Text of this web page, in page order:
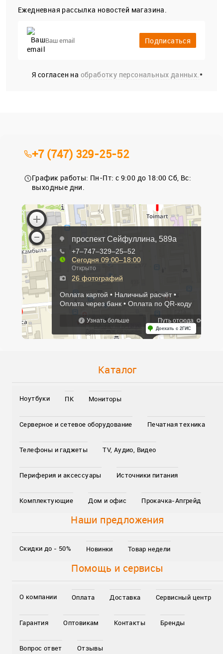
Ежедневная рассылка новостей магазина.
Подписаться
Я согласен на обработку персональных данных. *
Каталог
Ноутбуки ПК Мониторы
Серверное и сетевое оборудование Печатная техника
Телефоны и гаджеты TV, Аудио, Видео
Периферия и аксессуары Источники питания
Комплектующие Дом и офис Прокачка-Апгрейд
Наши предложения
Скидки до - 50% Новинки Товар недели
Помощь и сервисы
О компании Оплата Доставка Сервисный центр
Гарантия Оптовикам Контакты Бренды
Вопрос ответ Отзывы
+7 (747) 329-25-52
График работы: Пн-Пт: с 9:00 до 18:00 Сб, Вс:
выходные дни.